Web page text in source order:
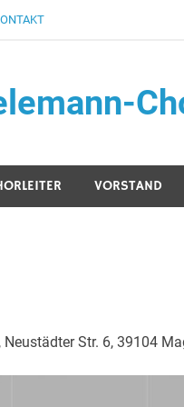
VORSTAND
Str. 6, 39104